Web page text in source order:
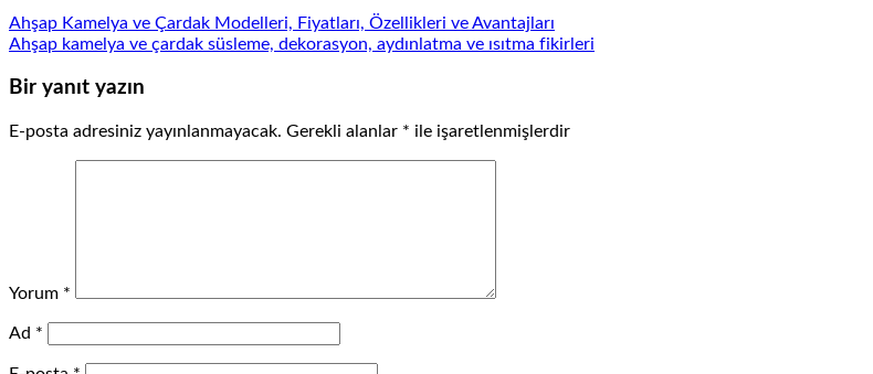
Ahşap Kamelya ve Çardak Modelleri, Fiyatları, Özellikleri ve Avantajları
Ahşap kamelya ve çardak süsleme, dekorasyon, aydınlatma ve ısıtma fikirleri
Bir yanıt yazın
E-posta adresiniz yayınlanmayacak. Gerekli alanlar * ile işaretlenmişlerdir
Yorum *
Ad *